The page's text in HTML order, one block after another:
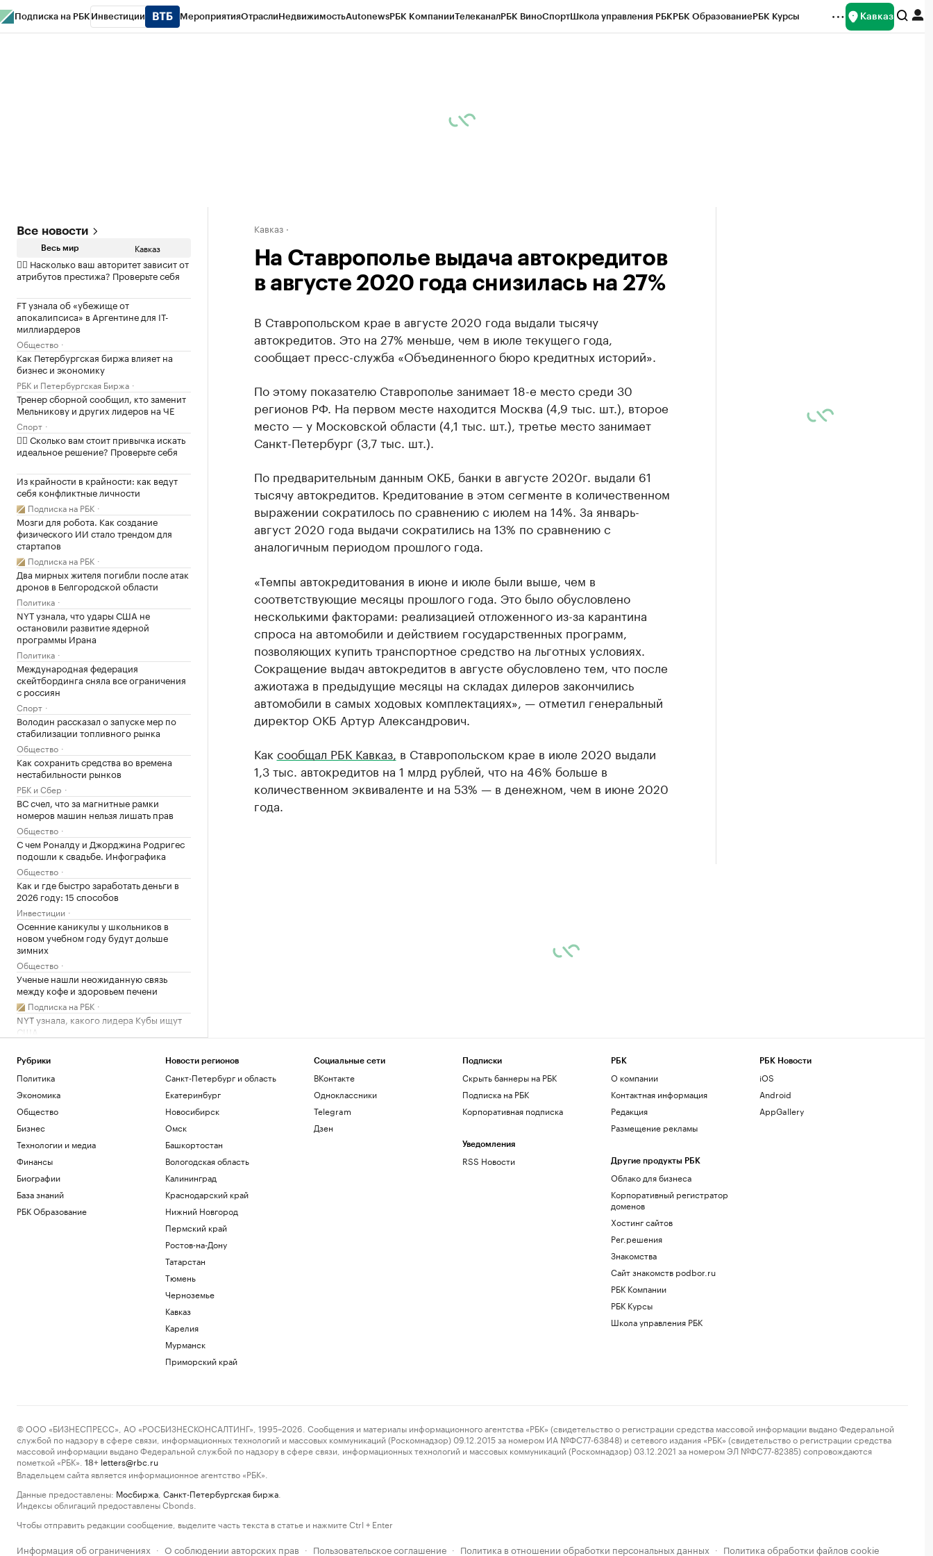
Подписка на РБК Инвестиции МероприятияОтраслиНедвижимостьAutonewsРБК КомпанииТелеканалРБК ВиноСпортШкола управления РБКРБК ОбразованиеРБК Курсы Кавказ
Все новости
Весь мир Кавказ
✍🏻 Насколько ваш авторитет зависит от
атрибутов престижа? Проверьте себя
FT узнала об «убежище от
апокалипсиса» в Аргентине для IT-
миллиардеров
Общество
Как Петербургская биржа влияет на
бизнес и экономику
РБК и Петербургская Биржа
Тренер сборной сообщил, кто заменит
Мельникову и других лидеров на ЧЕ
Спорт
✍🏻 Сколько вам стоит привычка искать
идеальное решение? Проверьте себя
Из крайности в крайности: как ведут
себя конфликтные личности
Подписка на РБК
Мозги для робота. Как создание
физического ИИ стало трендом для
стартапов
Подписка на РБК
Два мирных жителя погибли после атак
дронов в Белгородской области
Политика
NYT узнала, что удары США не
остановили развитие ядерной
программы Ирана
Политика
Международная федерация
скейтбординга сняла все ограничения
с россиян
Спорт
Володин рассказал о запуске мер по
стабилизации топливного рынка
Общество
Как сохранить средства во времена
нестабильности рынков
РБК и Сбер
ВС счел, что за магнитные рамки
номеров машин нельзя лишать прав
Общество
С чем Роналду и Джорджина Родригес
подошли к свадьбе. Инфографика
Общество
Как и где быстро заработать деньги в
2026 году: 15 способов
Инвестиции
Осенние каникулы у школьников в
новом учебном году будут дольше
зимних
Общество
Ученые нашли неожиданную связь
между кофе и здоровьем печени
Подписка на РБК
NYT узнала, какого лидера Кубы ищут
США
Как облигационный долг помог решить
задачи реального бизнеса. Кейсы
Глава Адыгеи рассказал о последствиях
атаки БПЛА
Политика
Загрузить еще
Кавказ
На Ставрополье выдача автокредитов
в августе 2020 года снизилась на 27%
В Ставропольском крае в августе 2020 года выдали тысячу
автокредитов. Это на 27% меньше, чем в июле текущего года,
сообщает пресс-служба «Объединенного бюро кредитных историй».
По этому показателю Ставрополье занимает 18-е место среди 30
регионов РФ. На первом месте находится Москва (4,9 тыс. шт.), второе
место — у Московской области (4,1 тыс. шт.), третье место занимает
Санкт-Петербург (3,7 тыс. шт.).
По предварительным данным ОКБ, банки в августе 2020г. выдали 61
тысячу автокредитов. Кредитование в этом сегменте в количественном
выражении сократилось по сравнению с июлем на 14%. За январь-
август 2020 года выдачи сократились на 13% по сравнению с
аналогичным периодом прошлого года.
«Темпы автокредитования в июне и июле были выше, чем в
соответствующие месяцы прошлого года. Это было обусловлено
несколькими факторами: реализацией отложенного из-за карантина
спроса на автомобили и действием государственных программ,
позволяющих купить транспортное средство на льготных условиях.
Сокращение выдач автокредитов в августе обусловлено тем, что после
ажиотажа в предыдущие месяцы на складах дилеров закончились
автомобили в самых ходовых комплектациях», — отметил генеральный
директор ОКБ Артур Александрович.
Как сообщал РБК Кавказ, в Ставропольском крае в июле 2020 выдали
1,3 тыс. автокредитов на 1 млрд рублей, что на 46% больше в
количественном эквиваленте и на 53% — в денежном, чем в июне 2020
года.
Рубрики
Политика
Экономика
Общество
Бизнес
Технологии и медиа
Финансы
Биографии
База знаний
РБК Образование
Новости регионов
Санкт-Петербург и область
Екатеринбург
Новосибирск
Омск
Башкортостан
Вологодская область
Калининград
Краснодарский край
Нижний Новгород
Пермский край
Ростов-на-Дону
Татарстан
Тюмень
Черноземье
Кавказ
Карелия
Мурманск
Приморский край
Социальные сети
ВКонтакте
Одноклассники
Telegram
Дзен
Подписки
Скрыть баннеры на РБК
Подписка на РБК
Корпоративная подписка
Уведомления
RSS Новости
РБК
О компании
Контактная информация
Редакция
Размещение рекламы
Другие продукты РБК
Облако для бизнеса
Корпоративный регистратор
доменов
Хостинг сайтов
Рег.решения
Знакомства
Сайт знакомств podbor.ru
РБК Компании
РБК Курсы
Школа управления РБК
РБК Новости
iOS
Android
AppGallery
© ООО «БИЗНЕСПРЕСС», АО «РОСБИЗНЕСКОНСАЛТИНГ», 1995–2026. Сообщения и материалы информационного агентства «РБК» (свидетельство о регистрации средства массовой информации выдано Федеральной
службой по надзору в сфере связи, информационных технологий и массовых коммуникаций (Роскомнадзор) 09.12.2015 за номером ИА №ФС77-63848) и сетевого издания «РБК» (свидетельство о регистрации средства
массовой информации выдано Федеральной службой по надзору в сфере связи, информационных технологий и массовых коммуникаций (Роскомнадзор) 03.12.2021 за номером ЭЛ №ФС77-82385) сопровождаются
пометкой «РБК».
18+ letters@rbc.ru
Владельцем сайта является информационное агентство «РБК».
Данные предоставлены: Мосбиржа Санкт-Петербургская биржа
Индексы облигаций предоставлены Cbonds.
Чтобы отправить редакции сообщение, выделите часть текста в статье и нажмите Ctrl + Enter
Информация об ограничениях · О соблюдении авторских прав · Пользовательское соглашение · Политика в отношении обработки персональных данных · Политика обработки файлов cookie